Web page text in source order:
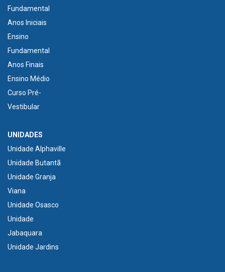
Fundamental
Anos Iniciais
Ensino
Fundamental
Anos Finais
Ensino Médio
Curso Pré-
Vestibular
UNIDADES
Unidade Alphaville
Unidade Butantã
Unidade Granja
Viana
Unidade Osasco
Unidade
Jabaquara
Unidade Jardins